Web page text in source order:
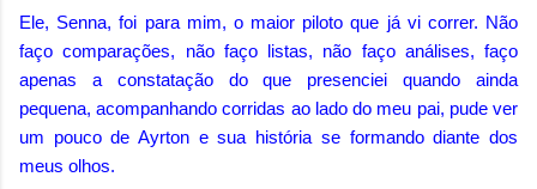
Ele, Senna, foi para mim, o maior piloto que já vi correr. Não
faço comparações, não faço listas, não faço análises, faço
apenas a constatação do que presenciei quando ainda
pequena, acompanhando corridas ao lado do meu pai, pude ver
um pouco de Ayrton e sua história se formando diante dos
meus olhos.